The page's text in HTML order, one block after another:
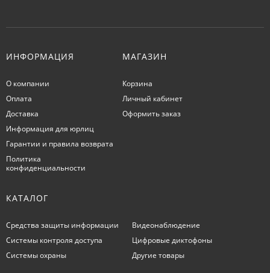
ИНФОРМАЦИЯ
О компании
Оплата
Доставка
Информация для юрлиц
Гарантии и правила возврата
Политика
конфиденциальности
МАГАЗИН
Корзина
Личный кабинет
Оформить заказ
КАТАЛОГ
Средства защиты информации
Системы контроля доступа
Системы охраны
Видеонаблюдение
Цифровые диктофоны
Другие товары